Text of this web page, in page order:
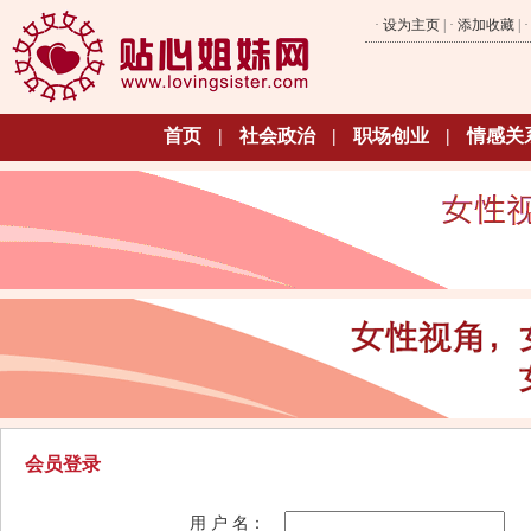
· 设为主页 | · 添加收藏 | ·
首页 | 社会政治 | 职场创业 | 情感关
会员登录
用 户 名：